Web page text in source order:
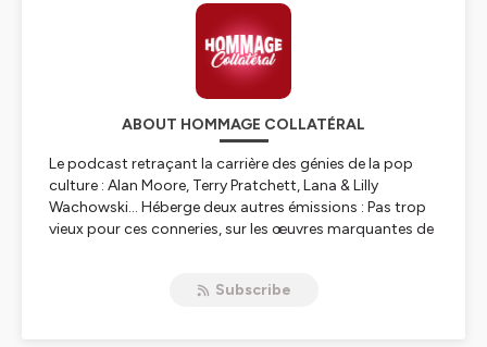
ABOUT HOMMAGE COLLATÉRAL
Le podcast retraçant la carrière des génies de la pop
culture : Alan Moore, Terry Pratchett, Lana & Lilly
Wachowski... Héberge deux autres émissions : Pas trop
vieux pour ces conneries, sur les œuvres marquantes de
les icônes intemporelles : Dracula, Cthulhu, Doctor
Subscribe